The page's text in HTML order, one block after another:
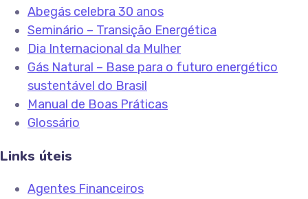
Abegás celebra 30 anos
Seminário – Transição Energética
Dia Internacional da Mulher
Gás Natural – Base para o futuro energético
sustentável do Brasil
Manual de Boas Práticas
Glossário
Links úteis
Agentes Financeiros